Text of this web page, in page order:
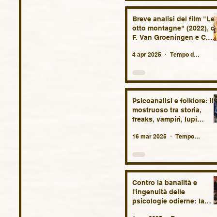
Breve analisi del film "Le
otto montagne" (2022), di
F. Van Groeningen e C.
4 apr 2025 Tempo di lettura: 6 min
Psicoanalisi e folklore: il
mostruoso tra storia,
freaks, vampiri, lupi
fantasmi, diavoli e altri
16 mar 2025 Tempo di lettura: 29 min
Contro la banalità e
l'ingenuità delle
psicologie odierne: la